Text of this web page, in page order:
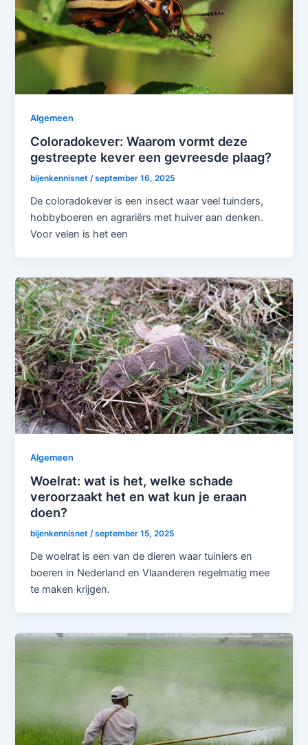
Algemeen
Coloradokever: Waarom vormt deze
gestreepte kever een gevreesde plaag?
bijenkennisnet/september 16, 2025
De coloradokever is een insect waar veel tuinders,
hobbyboeren en agrariërs met huiver aan denken.
Voor velen is het een
Algemeen
Woelrat: wat is het, welke schade
veroorzaakt het en wat kun je eraan
doen?
bijenkennisnet/september 15, 2025
De woelrat is een van de dieren waar tuiniers en
boeren in Nederland en Vlaanderen regelmatig mee
te maken krijgen.